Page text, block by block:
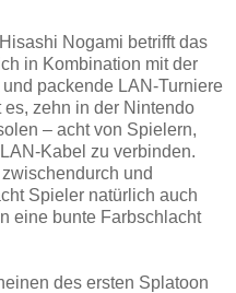
Nogami betrifft das
in Kombination mit der
packende LAN-Turniere
zehn in der Nintendo
– acht von Spielern,
Kabel zu verbinden.
und
Spieler natürlich auch
eine bunte Farbschlacht
des ersten Splatoon